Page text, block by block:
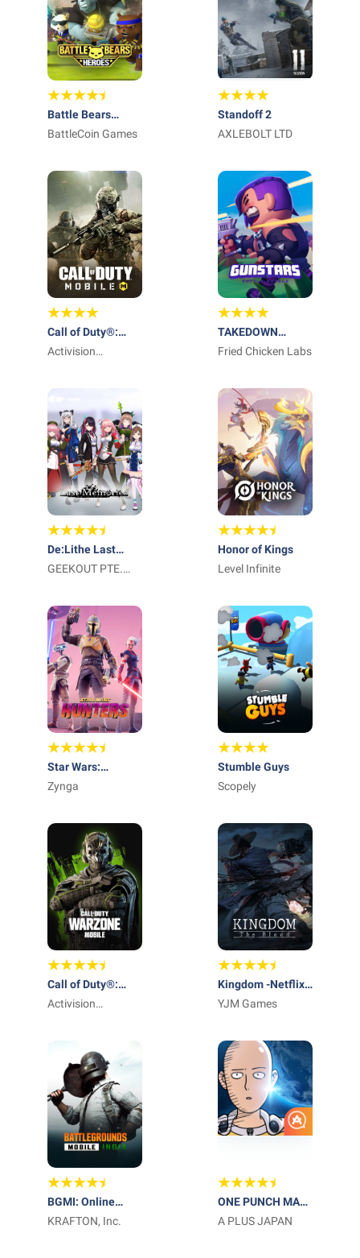
Battle Bears
Heroes
BattleCoin Games
Standoff 2
AXLEBOLT LTD
Call of Duty®:
Mobile
Activision
TAKEDOWN
LEGENDS
Fried Chicken Labs
De:Lithe Last
Memories
GEEKOUT PTE.
Honor of Kings
Level Infinite
Star Wars:
Hunters™
Zynga
Stumble Guys
Scopely
Call of Duty®:
Warzone™ Mobile
Activision
Kingdom -Netflix
Soulslike RPG
YJM Games
BGMI: Online
Multiplayer Game
KRAFTON, Inc.
ONE PUNCH MAN:
WORLD
A PLUS JAPAN